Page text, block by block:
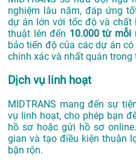
nghiệm lâu năm, đáp ứng
dự án lớn với tốc độ và chất
thuật lên đến 10.000 từ mỗi
bảo tiến độ của các dự án
chính xác và nhất quán trong
Dịch vụ linh hoạt
MIDTRANS mang đến sự
vụ linh hoạt, cho phép bạn
hồ sơ hoặc gửi hồ sơ
gian và tạo điều kiện thuận
bận rộn.